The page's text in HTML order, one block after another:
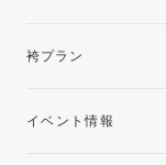
レンタルプラン
袴プラン
卒業袴レンタルプ
イベント情報